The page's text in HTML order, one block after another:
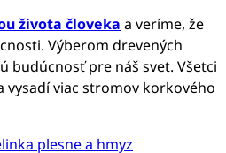
života človeka a veríme, že
Výberom drevených
budúcnosť pre náš svet. Všetci
vysadí viac stromov korkového